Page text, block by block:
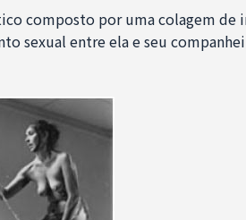
composto por uma colagem de
sexual entre ela e seu